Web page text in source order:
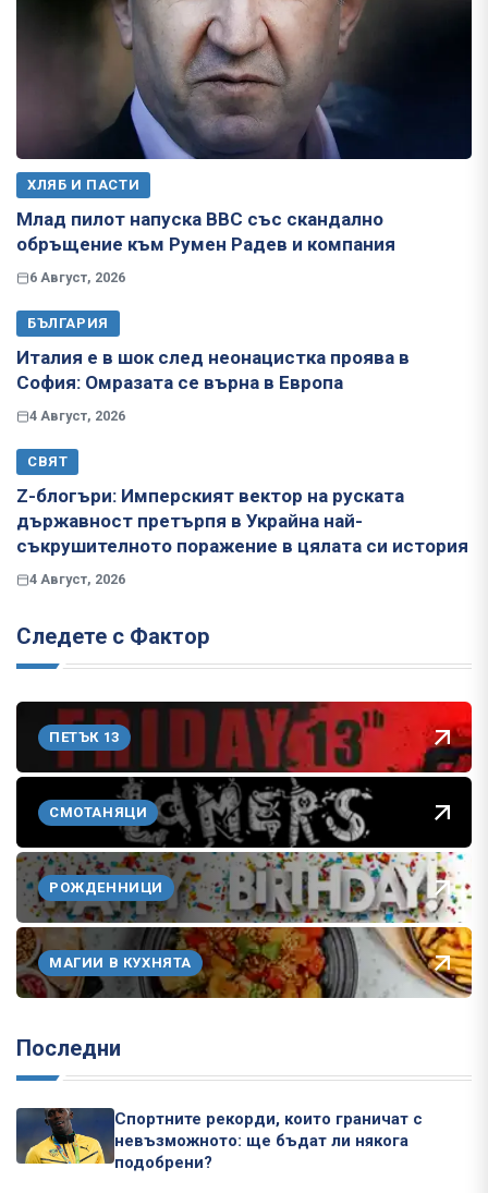
ХЛЯБ И ПАСТИ
Млад пилот напуска ВВС със скандално
обръщение към Румен Радев и компания
6 Август, 2026
БЪЛГАРИЯ
Италия е в шок след неонацистка проява в
София: Омразата се върна в Европа
4 Август, 2026
СВЯТ
Z-блогъри: Имперският вектор на руската
държавност претърпя в Украйна най-
съкрушителното поражение в цялата си история
4 Август, 2026
Следете с Фактор
ПЕТЪК 13
СМОТАНЯЦИ
РОЖДЕННИЦИ
МАГИИ В КУХНЯТА
Последни
Спортните рекорди, които граничат с
невъзможното: ще бъдат ли някога
подобрени?